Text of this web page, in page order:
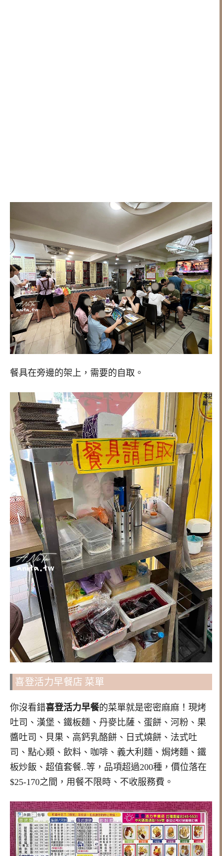
餐具在旁邊的架上，需要的自取。
喜登活力早餐店 菜單
你沒看錯喜登活力早餐的菜單就是密密麻麻！現烤
吐司、漢堡、鐵板麵、丹麥比薩、蛋餅、河粉、果
醬吐司、貝果、高鈣乳酪餅、日式燒餅、法式吐
司、點心類、飲料、咖啡、義大利麵、焗烤麵、鐵
板炒飯、超值套餐..等，品項超過200種，價位落在
$25-170之間，用餐不限時、不收服務費。